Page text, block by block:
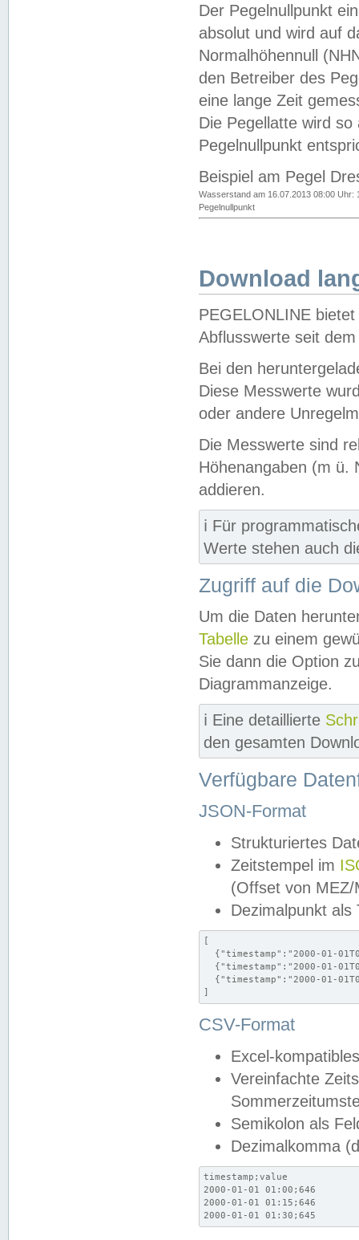
Der Pegelnullpunkt
absolut und wird auf
Normalhöhennull
den Betreiber des
eine lange Zeit
Die Pegellatte wird
Pegelnullpunkt
Beispiel am Pegel
Wasserstand am 16.07.2013 08:00 Uhr:
Pegelnullpunkt
Download
PEGELONLINE
Abflusswerte seit
Bei den
Diese Messwerte
oder andere
Die Messwerte sind
Höhenangaben (m ü.
addieren.
ℹ️ Für
Werte stehen auch
Zugriff auf die
Um die Daten
Tabelle zu einem
Sie dann die Option
Diagrammanzeige.
ℹ️ Eine detaillierte
den gesamten
Verfügbare
JSON-Format
Strukturiertes
Zeitstempel im
(Offset von MEZ/
Dezimalpunkt als
[
{"timestamp":"2000-01-
{"timestamp":"2000-01-
{"timestamp":"2000-01-
]
CSV-Format
Excel-
Vereinfachte
Semikolon als
Dezimalkomma
timestamp;value
2000-01-01 01:00;646
2000-01-01 01:15;646
2000-01-01 01:30;645